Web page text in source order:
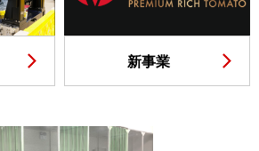
新事業